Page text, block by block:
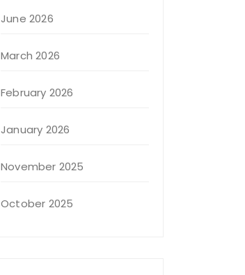
June 2026
March 2026
February 2026
January 2026
November 2025
October 2025